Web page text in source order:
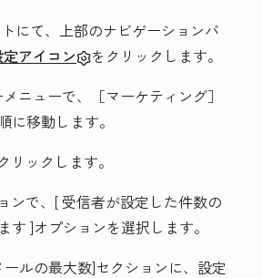
にて、上部のナビゲーションバ
定アイコン
をクリックします。
ニューで、［マーケティング］
に移動します。
リックします。
ンで、[ 受信者が設定した件数の
す ]オプションを選択します。
ールの最大数]セクションに、設定